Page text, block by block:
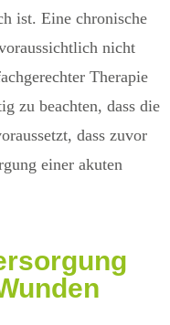
ist. Eine chronische
nicht
Therapie
zu beachten, dass die
dass zuvor
einer akuten